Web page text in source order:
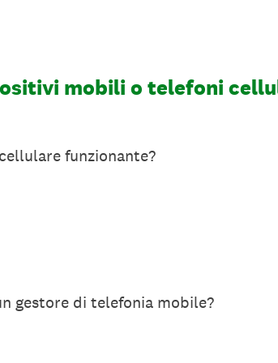
mobili o telefoni
funzionante?
gestore di telefonia mobile?